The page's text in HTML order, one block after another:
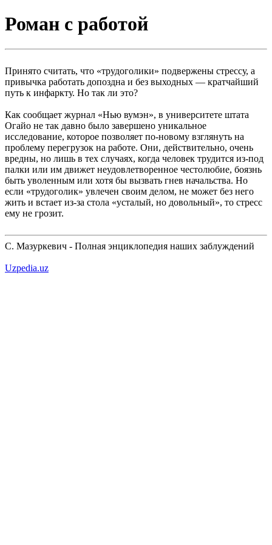
Роман с работой
Принято считать, что «трудоголики» подвержены стрессу, а
привычка работать допоздна и без выходных — кратчайший
путь к инфаркту. Но так ли это?
Как сообщает журнал «Нью вумэн», в университете штата
Огайо не так давно было завершено уникальное
исследование, которое позволяет по-новому взглянуть на
проблему перегрузок на работе. Они, действительно, очень
вредны, но лишь в тех случаях, когда человек трудится из-под
палки или им движет неудовлетворенное честолюбие, боязнь
быть уволенным или хотя бы вызвать гнев начальства. Но
если «трудоголик» увлечен своим делом, не может без него
жить и встает из-за стола «усталый, но довольный», то стресс
ему не грозит.
С. Мазуркевич - Полная энциклопедия наших заблуждений
Uzpedia.uz